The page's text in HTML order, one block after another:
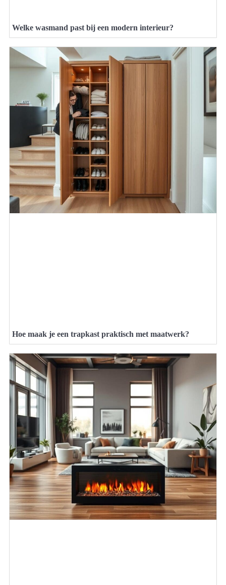
Welke wasmand past bij een modern interieur?
Hoe maak je een trapkast praktisch met maatwerk?